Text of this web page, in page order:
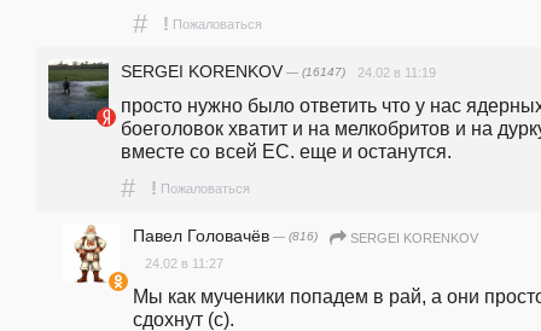
# ! Пожаловаться
SERGEI KORENKOV — (16147) 24.02 в 11:19
просто нужно было ответить что у нас
боеголовок хватит и на мелкобритов и на
вместе со всей ЕС. еще и останутся.
# ! Пожаловаться
Павел Головачёв — (816)
SERGEI KORENKOV
24.02 в 11:27
Мы как мученики попадем в рай, а они
сдохнут (с).